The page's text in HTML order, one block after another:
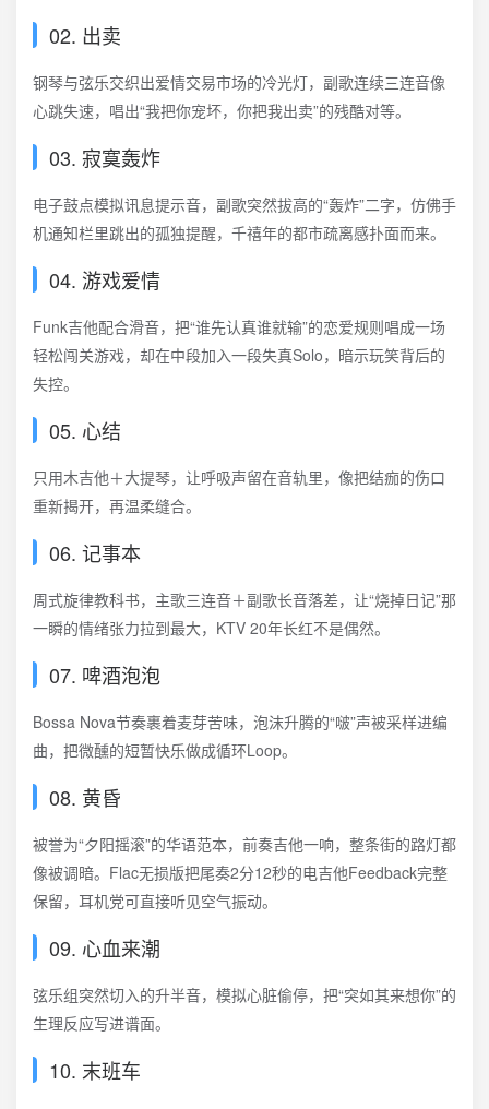
02. 出卖
钢琴与弦乐交织出爱情交易市场的冷光灯，副歌连续三连音像
心跳失速，唱出“我把你宠坏，你把我出卖”的残酷对等。
03. 寂寞轰炸
电子鼓点模拟讯息提示音，副歌突然拔高的“轰炸”二字，仿佛手
机通知栏里跳出的孤独提醒，千禧年的都市疏离感扑面而来。
04. 游戏爱情
Funk吉他配合滑音，把“谁先认真谁就输”的恋爱规则唱成一场
轻松闯关游戏，却在中段加入一段失真Solo，暗示玩笑背后的
失控。
05. 心结
只用木吉他＋大提琴，让呼吸声留在音轨里，像把结痂的伤口
重新揭开，再温柔缝合。
06. 记事本
周式旋律教科书，主歌三连音＋副歌长音落差，让“烧掉日记”那
一瞬的情绪张力拉到最大，KTV 20年长红不是偶然。
07. 啤酒泡泡
Bossa Nova节奏裹着麦芽苦味，泡沫升腾的“啵”声被采样进编
曲，把微醺的短暂快乐做成循环Loop。
08. 黄昏
被誉为“夕阳摇滚”的华语范本，前奏吉他一响，整条街的路灯都
像被调暗。Flac无损版把尾奏2分12秒的电吉他Feedback完整
保留，耳机党可直接听见空气振动。
09. 心血来潮
弦乐组突然切入的升半音，模拟心脏偷停，把“突如其来想你”的
生理反应写进谱面。
10. 末班车